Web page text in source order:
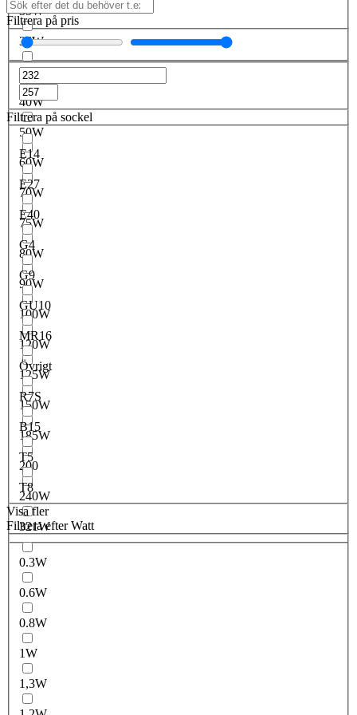
35W
36W
38W
40W
50W
60W
70W
75W
80W
90W
100W
120W
125W
150W
185W
200
240W
321W
Filtrera på pris
Filtrera på sockel
E14
E27
E40
G4
G9
GU10
MR16
Övrigt
R7S
B15
T5
T8
Visa fler
Filtrera efter Watt
0.3W
0.6W
0.8W
1W
1,3W